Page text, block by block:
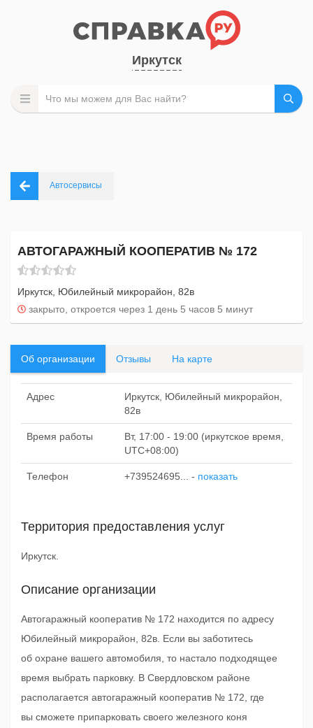
Иркутск
Автосервисы
АВТОГАРАЖНЫЙ КООПЕРАТИВ № 172
Иркутск, Юбилейный микрорайон, 82в
закрыто, откроется через 1 день 5 часов 5 минут
Об организации Отзывы На карте
Адрес
Иркутск, Юбилейный микрорайон,
82в
Время работы
Вт, 17:00 - 19:00 (иркутское время,
UTC+08:00)
Телефон +739524695... - показать
Территория предоставления услуг
Иркутск.
Описание организации
Автогаражный кооператив № 172 находится по адресу
Юбилейный микрорайон, 82в. Если вы заботитесь
об охране вашего автомобиля, то настало подходящее
время выбрать парковку. В Свердловском районе
располагается автогаражный кооператив № 172, где
вы сможете припарковать своего железного коня